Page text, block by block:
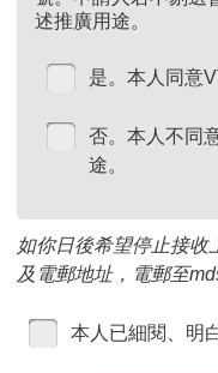
述推廣用途。
是。本人同意
否。本人不同
途。
如你日後希望停止接收
及電郵地址，電郵至
本人已細閱、明